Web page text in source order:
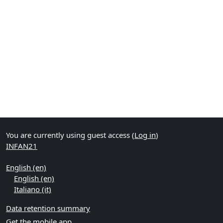
You are currently using guest access (Log in)
INFAN21
English ‎(en)‎
English ‎(en)‎
Italiano ‎(it)‎
Data retention summary